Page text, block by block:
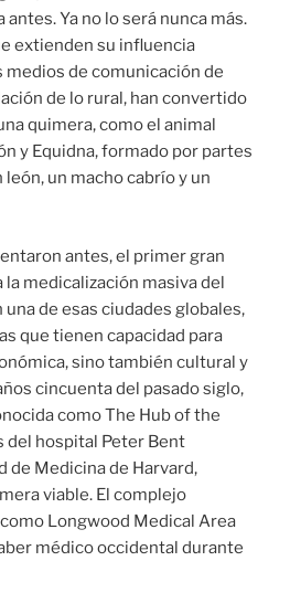
antes. Ya no lo será nunca más.
extienden su influencia
medios de comunicación de
de lo rural, han convertido
quimera, como el animal
y Equidna, formado por partes
un macho cabrío y un
antes, el primer gran
la medicalización masiva del
de esas ciudades globales,
que tienen capacidad para
sino también cultural y
cincuenta del pasado siglo,
como The Hub of the
del hospital Peter Bent
de Medicina de Harvard,
viable. El complejo
Longwood Medical Area
médico occidental durante